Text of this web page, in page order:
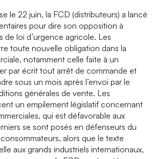
le 22 juin, la FCD (distributeurs) a lancé
pour dire son opposition à
de loi d’urgence agricole. Les
toute nouvelle obligation dans la
notamment celle faite à un
par écrit tout arrêt de commande et
sous un mois après l’envoi par le
générales de vente. Les
un empilement législatif concernant
qui est défavorable aux
se sont posés en défenseurs du
alors que le texte
aux grands industriels internationaux,